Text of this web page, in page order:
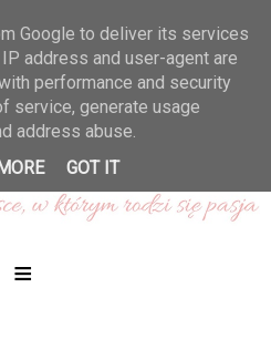
≡
Google to deliver its services
address and user-agent are
performance and security
service, generate usage
address abuse.
GOT IT